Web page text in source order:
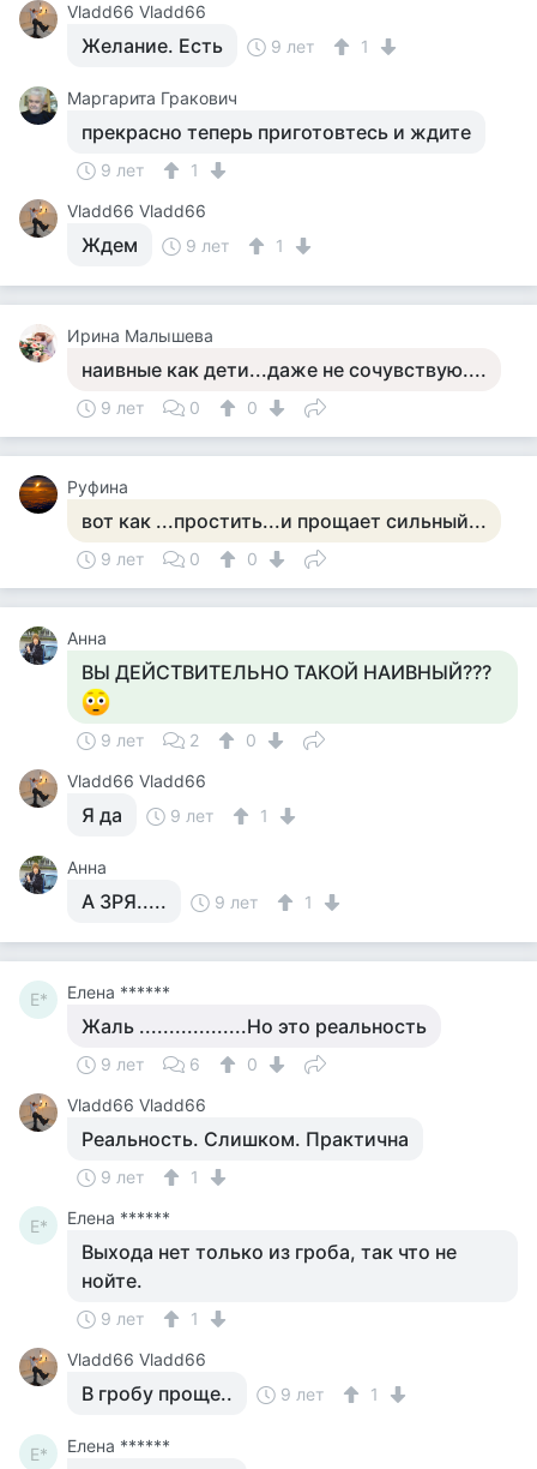
Vladd66 Vladd66
Желание. Есть 9 лет 1
Маргарита Гракович
прекрасно теперь приготовтесь и ждите
9 лет
1
Vladd66 Vladd66
Ждем 9 лет 1
Ирина Малышева
наивные как дети...даже не сочувствую....
9 лет 0 0
Руфина
вот как ...простить...и прощает сильный...
9 лет 0 0
Анна
ВЫ ДЕЙСТВИТЕЛЬНО ТАКОЙ НАИВНЫЙ???
9 лет 2
0
Vladd66 Vladd66
Я да 9 лет 1
Анна
А ЗРЯ..... 9 лет 1
Е* Елена ******
Жаль ..................Но это реальность
9 лет 6
0
Vladd66 Vladd66
Реальность. Слишком. Практична
9 лет 1
Е* Елена ******
Выхода нет только из гроба, так что не
нойте.
9 лет
1
Vladd66 Vladd66
В гробу проще.. 9 лет 1
Е* Елена ******